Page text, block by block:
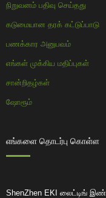
நிறுவனம் பதிவு செய்தது
கடுமையான தரக் கட்டுப்பாடு
பணக்கார அனுபவம்
எங்கள் முக்கிய மதிப்புகள்
சான்றிதழ்கள்
ஷோரூம்
எங்களை தொடர்பு கொள்ள
ShenZhen EKI லைட்டிங்